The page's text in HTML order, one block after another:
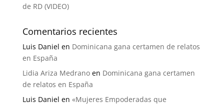
de RD (VIDEO)
Comentarios recientes
Luis Daniel en Dominicana gana certamen de relatos
en España
Lidia Ariza Medranoen Dominicana gana certamen
de relatos en España
Luis Daniel en «Mujeres Empoderadas que